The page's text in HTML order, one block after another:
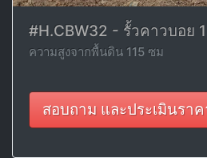
#H.CBW32 - รั้วคาวบอย
ความสูงจากพื้นดิน 115 ซม
สอบถาม และประเมินราค